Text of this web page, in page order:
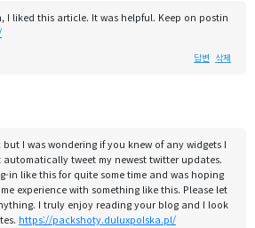
I liked this article. It was helpful. Keep on postin
답변 삭제
I was wondering if you knew of any widgets I
tweet my newest twitter updates.
in like this for quite some time and was hoping
experience with something like this. Please let
I truly enjoy reading your blog and I look
https://packshoty.duluxpolska.pl/